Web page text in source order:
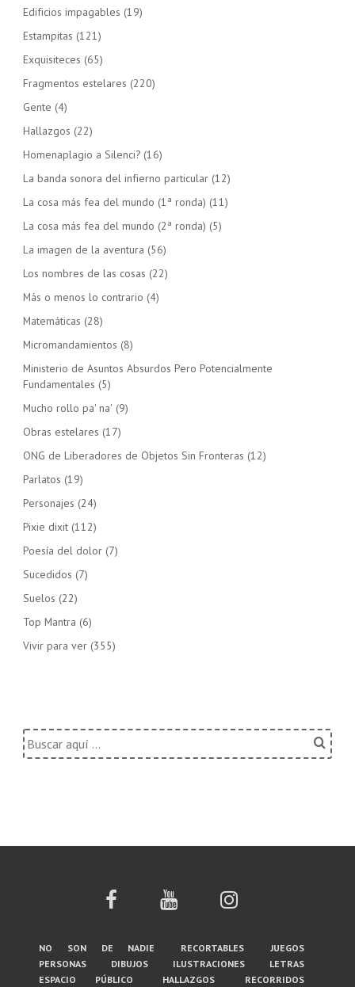
Edificios impagables (19)
Estampitas (121)
Exquisiteces (65)
Fragmentos estelares (220)
Gente (4)
Hallazgos (22)
Homenaplagio a Silenci? (16)
La banda sonora del infierno particular (12)
La cosa más fea del mundo (1ª ronda) (11)
La cosa más fea del mundo (2ª ronda) (5)
La imagen de la aventura (56)
Los nombres de las cosas (22)
Más o menos lo contrario (4)
Matemáticas (28)
Micromandamientos (8)
Ministerio de Asuntos Absurdos Pero Potencialmente
Fundamentales (5)
Mucho rollo pa' na' (9)
Obras estelares (17)
ONG de Liberadores de Objetos Sin Fronteras (12)
Parlatos (19)
Personajes (24)
Pixie dixit (112)
Poesía del dolor (7)
Sucedidos (7)
Suelos (22)
Top Mantra (6)
Vivir para ver (355)
Buscar
por:
Menú
del
no son de nadie recortables
juegos
personas
dibujos ilustraciones
letras
espacio público
hallazgos
recorridos